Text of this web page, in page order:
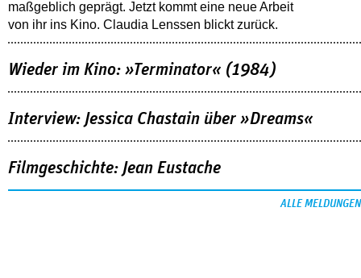
maßgeblich geprägt. Jetzt kommt eine neue Arbeit
von ihr ins Kino. Claudia Lenssen blickt zurück.
Wieder im Kino: »Terminator« (1984)
Interview: Jessica Chastain über »Dreams«
Filmgeschichte: Jean Eustache
ALLE MELDUNGEN